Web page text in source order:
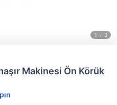
Makinesi Ön Körük